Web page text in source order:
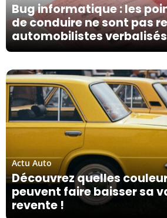
Bug informatique : les
de conduire ne sont pas
automobilistes verbalisés
Découvrez quelles
peuvent faire baisser sa
revente !
Actu Auto